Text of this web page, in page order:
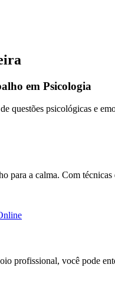
em Psicologia
questões psicológicas e
para a calma. Com
profissional, você pode